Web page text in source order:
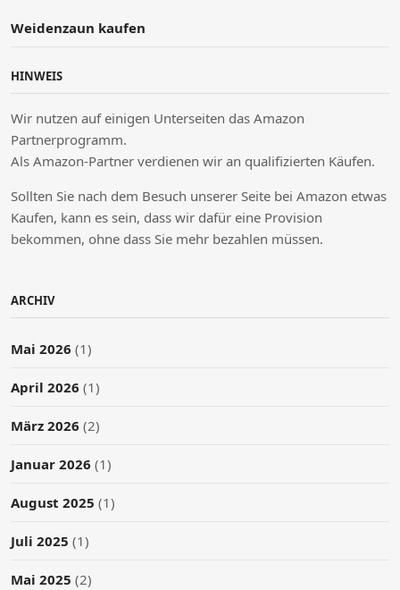
Weidenzaun kaufen
HINWEIS
Wir nutzen auf einigen Unterseiten das Amazon
Partnerprogramm.
Als Amazon-Partner verdienen wir an qualifizierten Käufen.
Sollten Sie nach dem Besuch unserer Seite bei Amazon etwas
Kaufen, kann es sein, dass wir dafür eine Provision
bekommen, ohne dass Sie mehr bezahlen müssen.
ARCHIV
Mai 2026 (1)
April 2026 (1)
März 2026 (2)
Januar 2026 (1)
August 2025 (1)
Juli 2025 (1)
Mai 2025 (2)